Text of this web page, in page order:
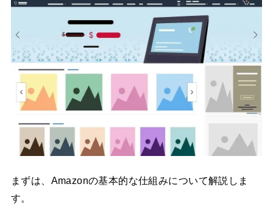
まずは、Amazonの基本的な仕組みについて解説しま
す。